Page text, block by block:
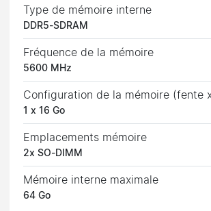
Type de mémoire interne
DDR5-SDRAM
Fréquence de la mémoire
5600 MHz
Configuration de la mémoire (fente
1 x 16 Go
Emplacements mémoire
2x SO-DIMM
Mémoire interne maximale
64 Go